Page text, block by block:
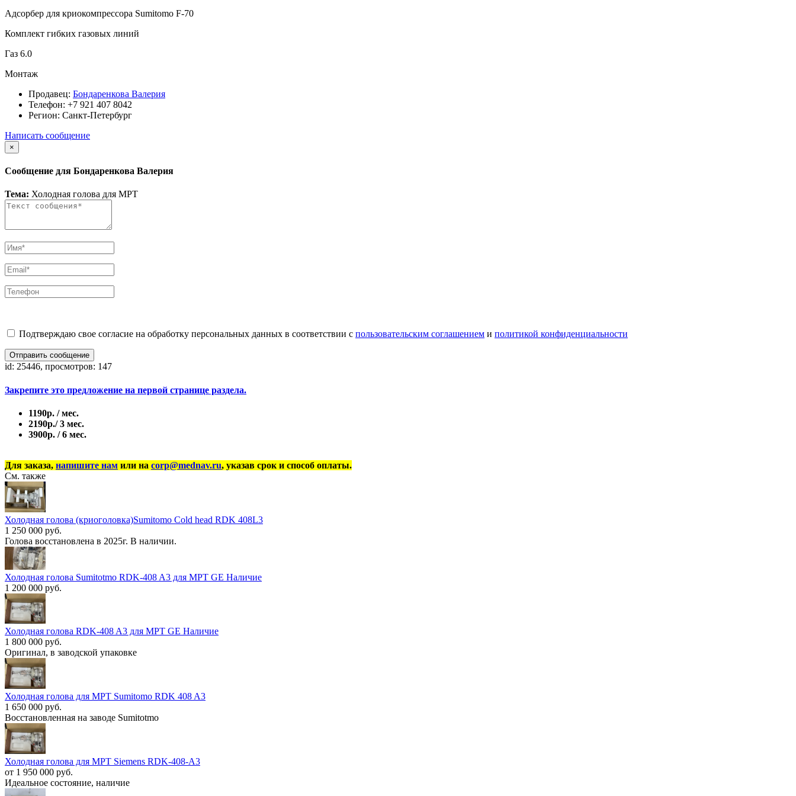
Адсорбер для криокомпрессора Sumitomo F-70
Комплект гибких газовых линий
Газ 6.0
Монтаж
Продавец: Бондаренкова Валерия
Телефон: +7 921 407 8042
Регион: Санкт-Петербург
Написать сообщение
×
Сообщение для Бондаренкова Валерия
Тема: Холодная голова для МРТ
Подтверждаю свое согласие на обработку персональных данных в соответствии с пользовательским соглашением и политикой конфиденциальности
Отправить сообщение
id: 25446, просмотров: 147
Закрепите это предложение на первой странице раздела.
1190р. / мес.
2190р./ 3 мес.
3900р. / 6 мес.
Для заказа, напишите нам или на corp@mednav.ru, указав срок и способ оплаты.
См. также
Холодная голова (криоголовка)Sumitomo Cold head RDK 408L3
1 250 000 руб.
Голова восстановлена в 2025г. В наличии.
Холодная голова Sumitotmo RDK-408 A3 для МРТ GE Наличие
1 200 000 руб.
Холодная голова RDK-408 A3 для МРТ GE Наличие
1 800 000 руб.
Оригинал, в заводской упаковке
Холодная голова для МРТ Sumitomo RDK 408 A3
1 650 000 руб.
Восстановленная на заводе Sumitotmo
Холодная голова для МРТ Siemens RDK-408-A3
от 1 950 000 руб.
Идеальное состояние, наличие